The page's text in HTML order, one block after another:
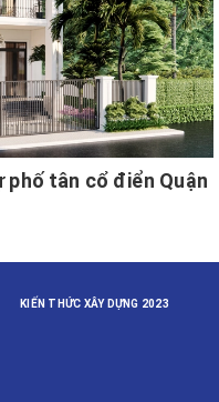
tân cổ điển Quận
KIẾN THỨC XÂY DỰNG 2023